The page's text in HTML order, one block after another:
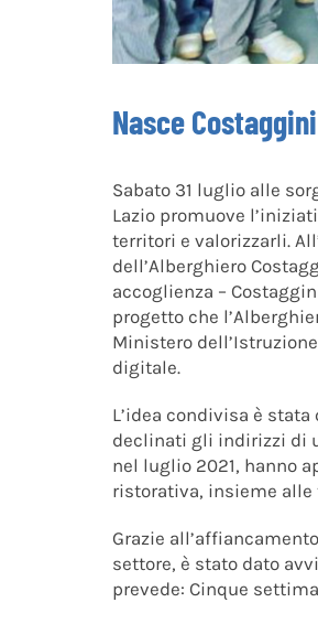
Nasce
Sabato 31 luglio alle
Lazio promuove
territori e valorizzarli.
dell’Alberghiero
accoglienza –
progetto che
Ministero
digitale.
L’idea condivisa è
declinati gli indirizzi di
nel luglio 2021, hanno
ristorativa, insieme
Grazie
settore, è stato dato
prevede: Cinque